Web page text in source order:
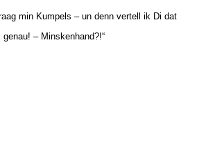
min Kumpels – un denn vertell ik Di dat
– Minskenhand?!“